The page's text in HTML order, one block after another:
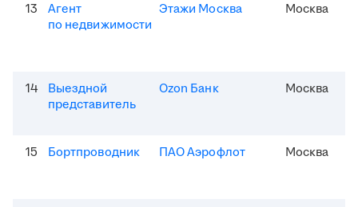
13
Агент
по недвижимости
Этажи Москва Москва
14
Выездной
представитель
Ozon Банк Москва
15 Бортпроводник ПАО Аэрофлот Москва